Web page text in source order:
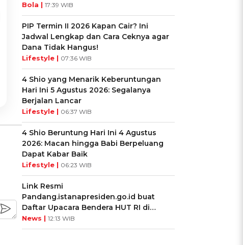
KUIS: Sepatu Mana yang
Cocok dengan
Kepribadianmu?
Ikuti Kuisnya ➔
KUIS: Seberapa Kenal
Kamu dengan Si Zodiak
Cancer?
Ikuti Kuisnya ➔
Bola | 17:39 WIB
PIP Termin II 2026 Kapan Cair? Ini
Jadwal Lengkap dan Cara Ceknya agar
Dana Tidak Hangus!
Lifestyle | 07:36 WIB
4 Shio yang Menarik Keberuntungan
Hari Ini 5 Agustus 2026: Segalanya
Berjalan Lancar
Lifestyle | 06:37 WIB
4 Shio Beruntung Hari Ini 4 Agustus
2026: Macan hingga Babi Berpeluang
Dapat Kabar Baik
Lifestyle | 06:23 WIB
Link Resmi
Pandang.istanapresiden.go.id buat
Daftar Upacara Bendera HUT RI di
Istana Negara
News | 12:13 WIB